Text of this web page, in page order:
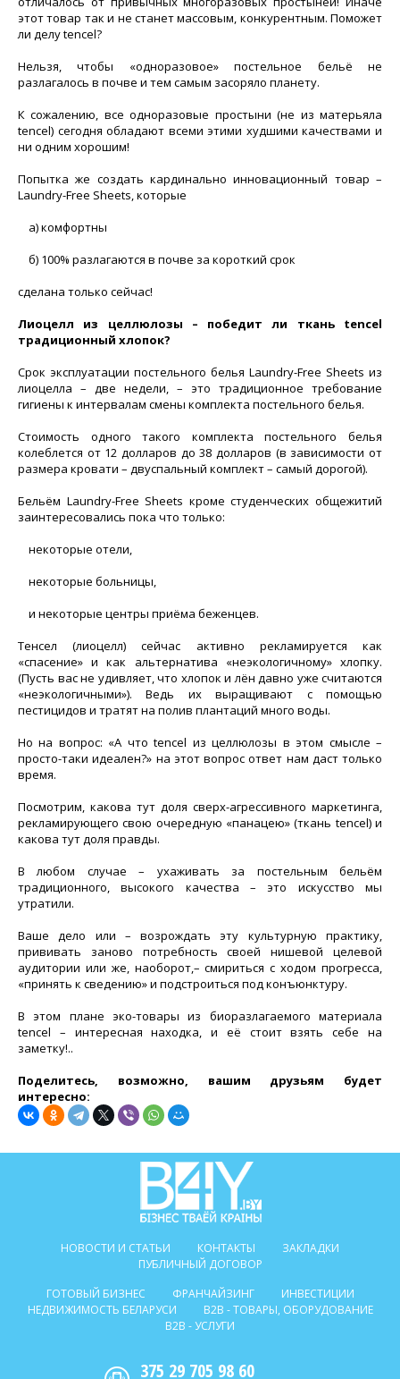
этот товар так и не станет массовым, конкурентным. Поможет
ли делу tencel?
Нельзя, чтобы «одноразовое» постельное бельё не
разлагалось в почве и тем самым засоряло планету.
К сожалению, все одноразовые простыни (не из матерьяла
tencel) сегодня обладают всеми этими худшими качествами и
ни одним хорошим!
Попытка же создать кардинально инновационный товар –
Laundry-Free Sheets, которые
а) комфортны
б) 100% разлагаются в почве за короткий срок
сделана только сейчас!
Лиоцелл из целлюлозы – победит ли ткань tencel
традиционный хлопок?
Срок эксплуатации постельного белья Laundry-Free Sheets из
лиоцелла – две недели, – это традиционное требование
гигиены к интервалам смены комплекта постельного белья.
Стоимость одного такого комплекта постельного белья
колеблется от 12 долларов до 38 долларов (в зависимости от
размера кровати – двуспальный комплект – самый дорогой).
Бельём Laundry-Free Sheets кроме студенческих общежитий
заинтересовались пока что только:
некоторые отели,
некоторые больницы,
и некоторые центры приёма беженцев.
Тенсел (лиоцелл) сейчас активно рекламируется как
«спасение» и как альтернатива «неэкологичному» хлопку.
(Пусть вас не удивляет, что хлопок и лён давно уже считаются
«неэкологичными»). Ведь их выращивают с помощью
пестицидов и тратят на полив плантаций много воды.
Но на вопрос: «А что tencel из целлюлозы в этом смысле –
просто-таки идеален?» на этот вопрос ответ нам даст только
время.
Посмотрим, какова тут доля сверх-агрессивного маркетинга,
рекламирующего свою очередную «панацею» (ткань tencel) и
какова тут доля правды.
В любом случае – ухаживать за постельным бельём
традиционного, высокого качества – это искусство мы
утратили.
Ваше дело или – возрождать эту культурную практику,
прививать заново потребность своей нишевой целевой
аудитории или же, наоборот,– смириться с ходом прогресса,
«принять к сведению» и подстроиться под конъюнктуру.
В этом плане эко-товары из биоразлагаемого материала
tencel – интересная находка, и её стоит взять себе на
заметку!..
Поделитесь, возможно, вашим друзьям будет
интересно:
НОВОСТИ И СТАТЬИ КОНТАКТЫ
ЗАКЛАДКИ
ПУБЛИЧНЫЙ ДОГОВОР
ГОТОВЫЙ БИЗНЕС
ФРАНЧАЙЗИНГ
ИНВЕСТИЦИИ
НЕДВИЖИМОСТЬ БЕЛАРУСИ
B2B - ТОВАРЫ, ОБОРУДОВАНИЕ
B2B - УСЛУГИ
375 29 705 98 60